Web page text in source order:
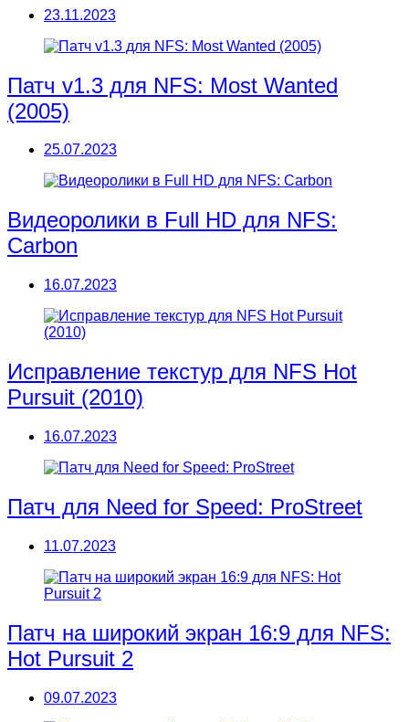
23.11.2023
Патч v1.3 для NFS: Most Wanted
(2005)
25.07.2023
Видеоролики в Full HD для NFS:
Carbon
16.07.2023
Исправление текстур для NFS Hot
Pursuit (2010)
16.07.2023
Патч для Need for Speed: ProStreet
11.07.2023
Патч на широкий экран 16:9 для NFS:
Hot Pursuit 2
09.07.2023